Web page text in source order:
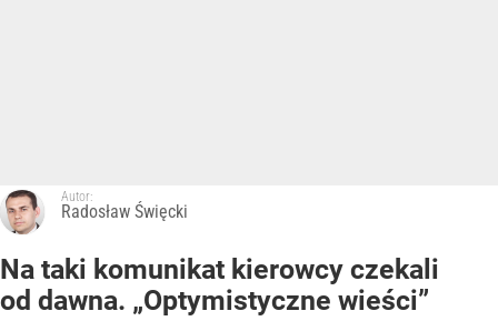
Autor:
Radosław Święcki
Na taki komunikat kierowcy czekali
od dawna. „Optymistyczne wieści”